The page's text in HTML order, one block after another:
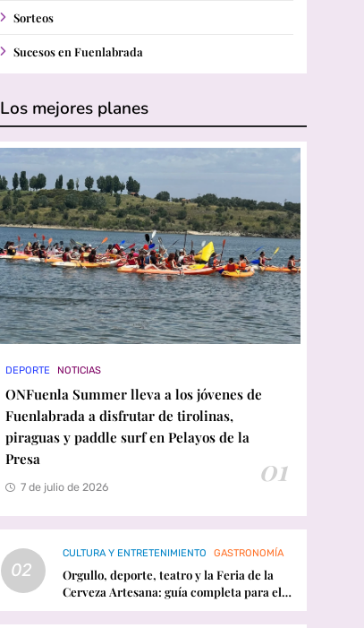
Sorteos
Sucesos en Fuenlabrada
Los mejores planes
DEPORTE NOTICIAS
ONFuenla Summer lleva a los jóvenes de
Fuenlabrada a disfrutar de tirolinas,
piraguas y paddle surf en Pelayos de la
Presa
01
7 de julio de 2026
02
CULTURA Y ENTRETENIMIENTO GASTRONOMÍA
Orgullo, deporte, teatro y la Feria de la
Cerveza Artesana: guía completa para el
fin de semana en Fuenlabrada